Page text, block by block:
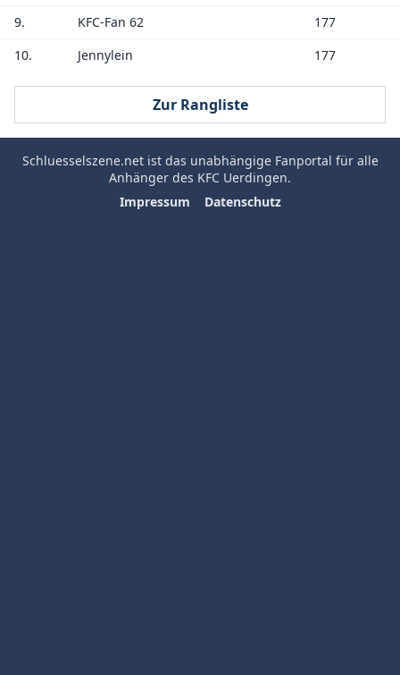
9.
KFC-Fan 62
177
10.
Jennylein 177
Zur Rangliste
Schluesselszene.netist das unabhängige Fanportal für alle
Anhänger des KFC Uerdingen.
Impressum
Datenschutz